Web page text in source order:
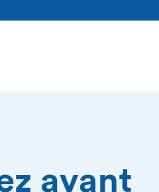
avant